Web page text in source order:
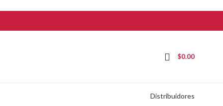
$0.00
Distribuidores